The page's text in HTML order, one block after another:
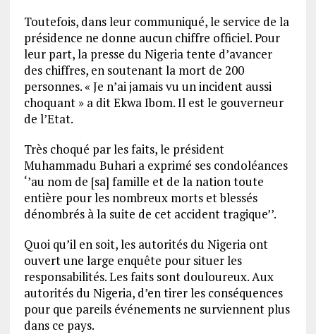
Toutefois, dans leur communiqué, le service de la
présidence ne donne aucun chiffre officiel. Pour
leur part, la presse du Nigeria tente d’avancer
des chiffres, en soutenant la mort de 200
personnes. « Je n’ai jamais vu un incident aussi
choquant » a dit Ekwa Ibom. Il est le gouverneur
de l’Etat.
Très choqué par les faits, le président
Muhammadu Buhari a exprimé ses condoléances
‘’au nom de [sa] famille et de la nation toute
entière pour les nombreux morts et blessés
dénombrés à la suite de cet accident tragique’’.
Quoi qu’il en soit, les autorités du Nigeria ont
ouvert une large enquête pour situer les
responsabilités. Les faits sont douloureux. Aux
autorités du Nigeria, d’en tirer les conséquences
pour que pareils événements ne surviennent plus
dans ce pays.